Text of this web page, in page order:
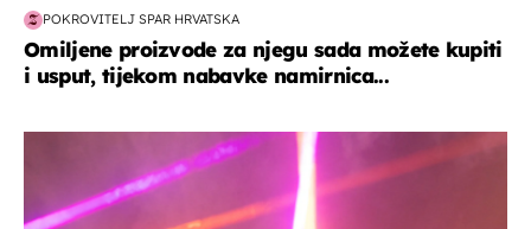
POKROVITELJ SPAR HRVATSKA
Omiljene proizvode za njegu sada možete kupiti
i usput, tijekom nabavke namirnica...